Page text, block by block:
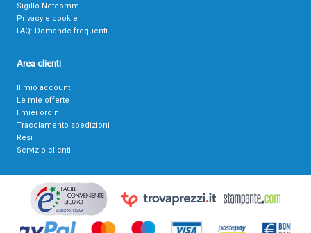
Sigillo Netcomm
Privacy e cookie
FAQ: Domande frequenti
Area clienti
Il mio account
Le mie offerte
I miei ordini
Tracciamento spedizioni
Resi
Servizio clienti